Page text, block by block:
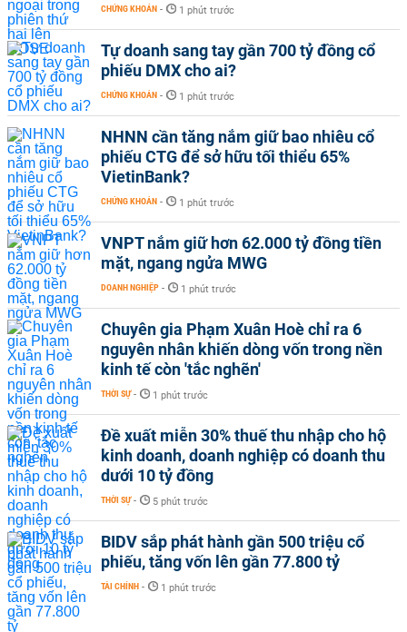
CHỨNG KHOÁN - 1 phút trước
Tự doanh sang tay gần 700 tỷ đồng cổ
phiếu DMX cho ai?
CHỨNG KHOÁN - 1 phút trước
NHNN cần tăng nắm giữ bao nhiêu cổ
phiếu CTG để sở hữu tối thiểu 65%
VietinBank?
CHỨNG KHOÁN - 1 phút trước
VNPT nắm giữ hơn 62.000 tỷ đồng tiền
mặt, ngang ngửa MWG
DOANH NGHIỆP - 1 phút trước
Chuyên gia Phạm Xuân Hoè chỉ ra 6
nguyên nhân khiến dòng vốn trong nền
kinh tế còn 'tắc nghẽn'
THỜI SỰ - 1 phút trước
Đề xuất miễn 30% thuế thu nhập cho hộ
kinh doanh, doanh nghiệp có doanh thu
dưới 10 tỷ đồng
THỜI SỰ - 5 phút trước
BIDV sắp phát hành gần 500 triệu cổ
phiếu, tăng vốn lên gần 77.800 tỷ
TÀI CHÍNH - 1 phút trước